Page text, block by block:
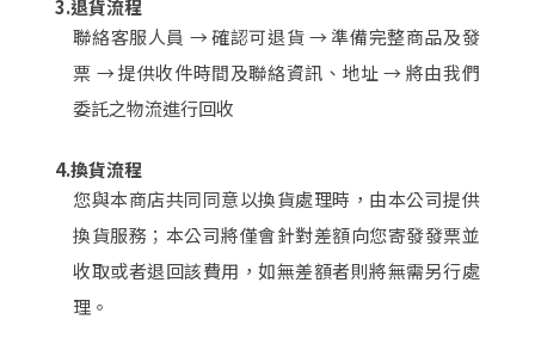
3.退貨流程
聯絡客服人員 → 確認可退貨 → 準備完整商品及發
票 → 提供收件時間及聯絡資訊、地址 → 將由我們
委託之物流進行回收
4.換貨流程
您與本商店共同同意以換貨處理時，由本公司提供
換貨服務；本公司將僅會針對差額向您寄發發票並
收取或者退回該費用，如無差額者則將無需另行處
理。